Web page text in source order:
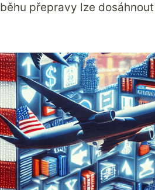
přepravy lze